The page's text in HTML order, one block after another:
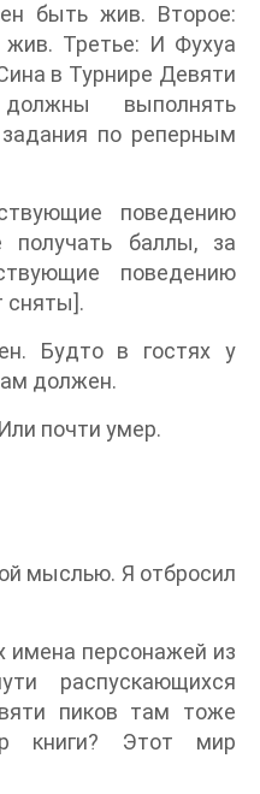
быть жив. Второе:
Третье: И Фухуа
в Турнире Девяти
выполнять
по реперным
поведению
получать баллы, за
поведению
сняты].
Будто в гостях у
должен.
почти умер.
мыслью. Я отбросил
имена персонажей из
распускающихся
пиков там тоже
Этот мир